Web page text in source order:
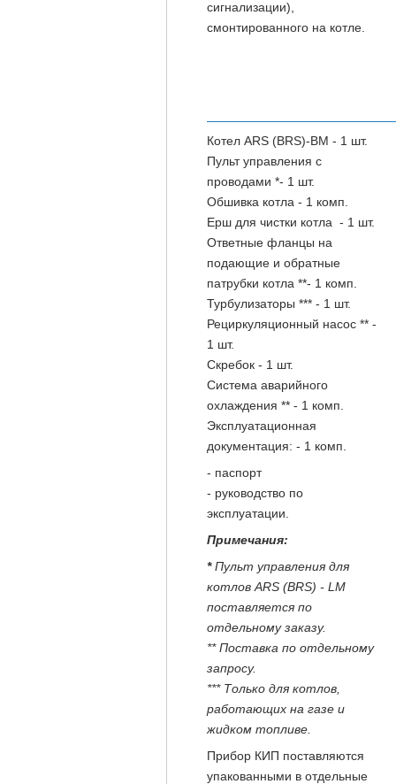
сигнализации),
смонтированного на котле.
Котел ARS (BRS)-BM - 1 шт.
Пульт управления с
проводами *- 1 шт.
Обшивка котла - 1 комп.
Ерш для чистки котла - 1 шт.
Ответные фланцы на
подающие и обратные
патрубки котла **- 1 комп.
Турбулизаторы *** - 1 шт.
Рециркуляционный насос ** -
1 шт.
Скребок - 1 шт.
Система аварийного
охлаждения ** - 1 комп.
Эксплуатационная
документация: - 1 комп.
- паспорт
- руководство по
эксплуатации.
Примечания:
*Пульт управления для
котлов ARS (BRS) - LM
поставляется по
отдельному заказу.
** Поставка по отдельному
запросу.
*** Только для котлов,
работающих на газе и
жидком топливе.
Прибор КИП поставляются
упакованными в отдельные